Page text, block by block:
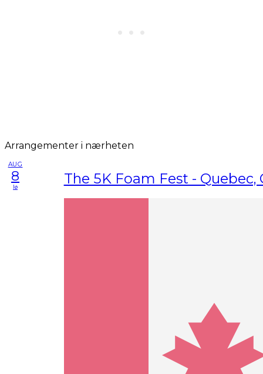
Arrangementer i nærheten
AUG
8
lø The 5K Foam Fest - Quebec,